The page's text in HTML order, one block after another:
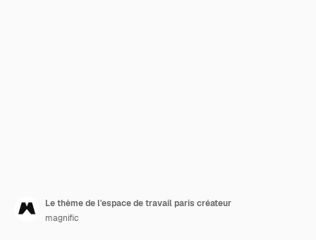
Le thème de l'espace de travail paris créateur
magnific